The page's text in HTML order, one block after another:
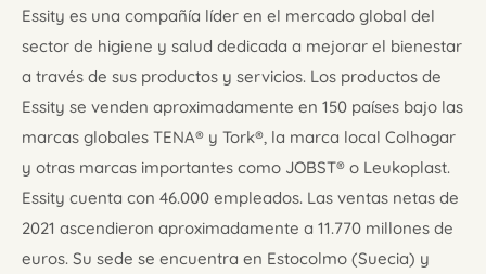
Essity es una compañía líder en el mercado global del
sector de higiene y salud dedicada a mejorar el bienestar
a través de sus productos y servicios. Los productos de
Essity se venden aproximadamente en 150 países bajo las
marcas globales TENA® y Tork®, la marca local Colhogar
y otras marcas importantes como JOBST® o Leukoplast.
Essity cuenta con 46.000 empleados. Las ventas netas de
2021 ascendieron aproximadamente a 11.770 millones de
euros. Su sede se encuentra en Estocolmo (Suecia) y